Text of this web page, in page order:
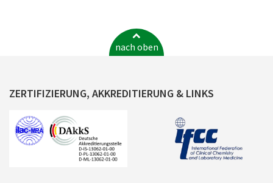
nach oben
ZERTIFIZIERUNG, AKKREDITIERUNG & LINKS